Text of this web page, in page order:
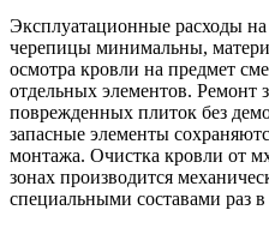
Эксплуатационные расходы
черепицы минимальны,
осмотра кровли на предмет
отдельных элементов. Ремонт
поврежденных плиток без
запасные элементы
монтажа. Очистка кровли от
зонах производится
специальными составами раз в